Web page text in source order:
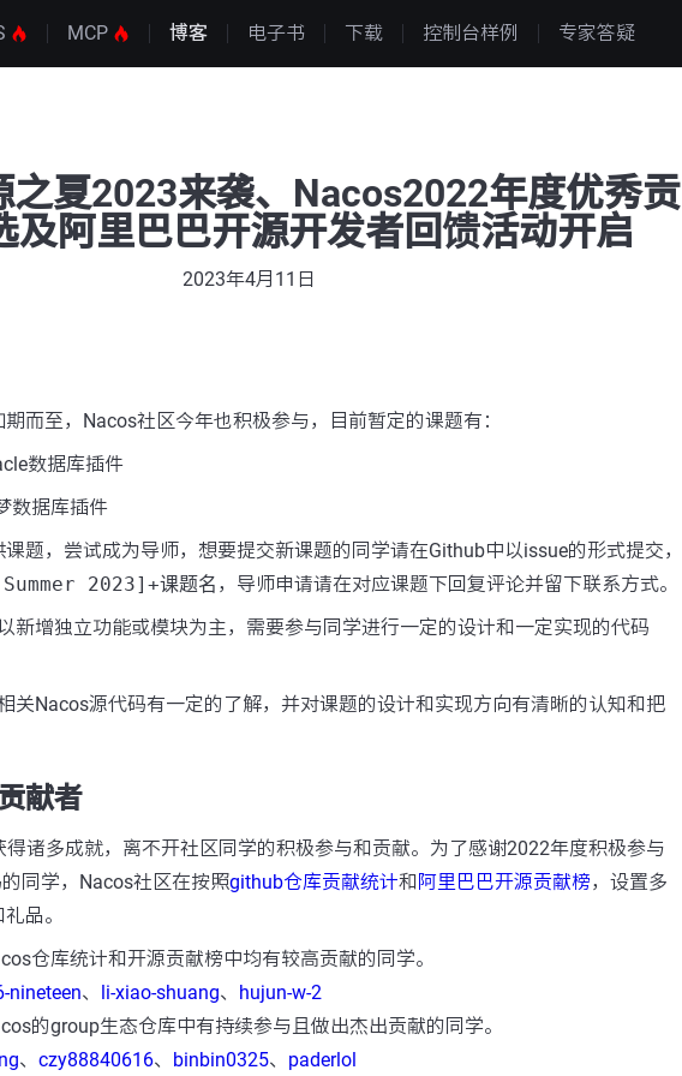
MCP 博客 电子书 下载 控制台样例 专家答疑
之夏2023来袭、Nacos2022年度优秀贡
及阿里巴巴开源开发者回馈活动开启
2023年4月11日
期而至，Nacos社区今年也积极参与，目前暂定的课题有：
数据库插件
数据库插件
题，尝试成为导师，想要提交新课题的同学请在Github中以issue的形式提交，
2023]+课题名 ，导师申请请在对应课题下回复评论并留下联系方式。
新增独立功能或模块为主，需要参与同学进行一定的设计和一定实现的代码
关Nacos源代码有一定的了解，并对课题的设计和实现方向有清晰的认知和把
献者
诸多成就，离不开社区同学的积极参与和贡献。为了感谢2022年度积极参与
同学，Nacos社区在按照github仓库贡献统计和 阿里巴巴开源贡献榜，设置多
品。
仓库统计和开源贡献榜中均有较高贡献的同学。
nineteen、 li-xiao-shuang、 hujun-w-2
的group生态仓库中有持续参与且做出杰出贡献的同学。
、 czy88840616、 binbin0325、 paderlol